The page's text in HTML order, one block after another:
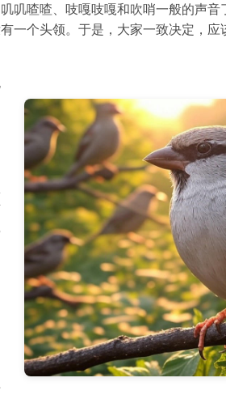
叽喳喳、吱嘎吱嘎和吹哨一般的声
一个头领。于是，大家一致决定，应